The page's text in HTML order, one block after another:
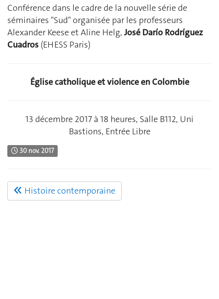
Conférence dans le cadre de la nouvelle série de
séminaires "Sud" organisée par les professeurs
Alexander Keese et Aline Helg, José Darío Rodríguez
Cuadros (EHESS Paris)
Église catholique et violence en Colombie
13 décembre 2017 à 18 heures, Salle B112, Uni
Bastions, Entrée Libre
30 nov. 2017
Histoire contemporaine